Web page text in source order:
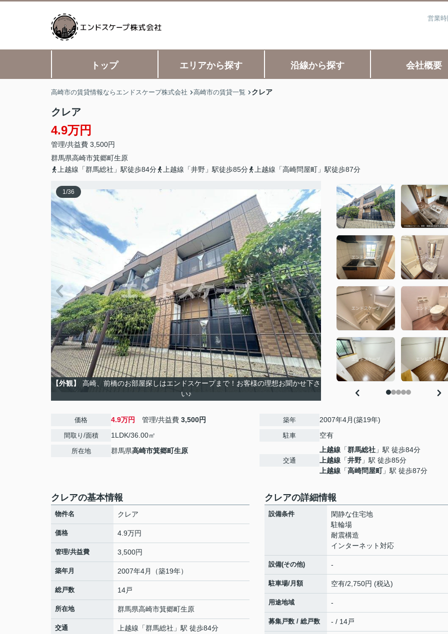
営業
トップ エリアから探す 沿線から探す 会社概要
高崎市の賃貸情報ならエンドスケープ株式会社 高崎市の賃貸一覧 クレア
クレア
4.9万円
管理/共益費 3,500円
群馬県高崎市箕郷町生原
上越線「群馬総社」駅徒歩84分
上越線「井野」駅徒歩85分 上越線「高崎問屋町」駅徒歩87分
1/36
【外観】
高崎、前橋のお部屋探しはエンドスケープまで！お客様の理想お聞かせ下さ
い♪
価格 4.9万円 管理/共益費 3,500円
間取り/面積 1LDK/36.00㎡
所在地 群馬県高崎市箕郷町生原
築年 2007年4月(築19年)
駐車 空有
交通
上越線 「群馬総社 」駅 徒歩84分
上越線 「井野 」駅 徒歩85分
上越線 「高崎問屋町」駅 徒歩87分
クレアの基本情報
物件名 クレア
価格 4.9万円
管理/共益費 3,500円
築年月 2007年4月（築19年）
総戸数 14戸
所在地 群馬県高崎市箕郷町生原
交通 上越線 「群馬総社 」駅 徒歩84分
クレアの詳細情報
設備条件
閑静な住宅地
駐輪場
耐震構造
インターネット対応
設備(その他) -
駐車場/月額 空有/2,750円 (税込)
用途地域 -
募集戸数 / 総戸数 - / 14戸